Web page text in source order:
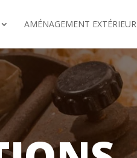
AMÉNAGEMENT EXTÉRIEUR